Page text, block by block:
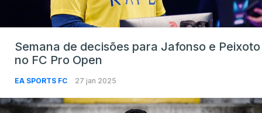
Semana de decisões para Jafonso e Peixoto
no FC Pro Open
EA SPORTS FC 27 jan 2025